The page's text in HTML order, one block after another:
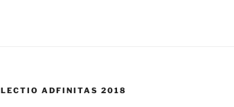
LECTIO ADFINITAS 2018